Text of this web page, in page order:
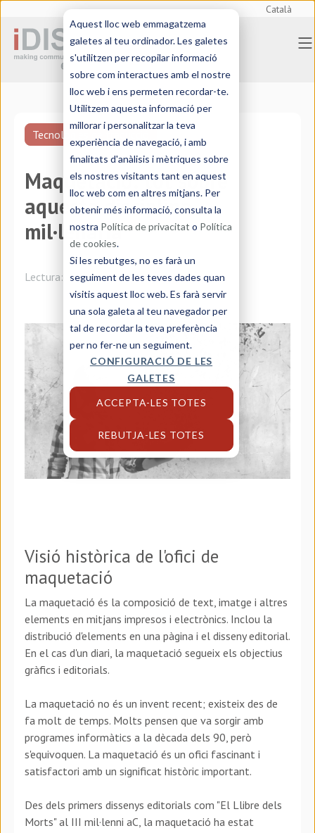
Aquest lloc web emmagatzema
galetes al teu ordinador. Les galetes
s'utilitzen per recopilar informació
sobre com interactues amb el nostre
lloc web i ens permeten recordar-te.
Utilitzem aquesta informació per
millorar i personalitzar la teva
experiència de navegació, i amb
finalitats d'anàlisis i mètriques sobre
els nostres visitants tant en aquest
lloc web com en altres mitjans. Per
obtenir més informació, consulta la
nostra Política de privacitat o Política
de cookies.
Si les rebutges, no es farà un
seguiment de les teves dades quan
visitis aquest lloc web. Es farà servir
una sola galeta al teu navegador per
tal de recordar la teva preferència
per no fer-ne un seguiment.
CONFIGURACIÓ DE LES
GALETES
ACCEPTA-LES TOTES
REBUTJA-LES TOTES
Català
Tecnologies de traducció
Maquetació: tot sobre
aquesta disciplina
mil·lenària
Lectura: 3 minutos
Visió històrica de l'ofici de
maquetació
La maquetació és la composició de text, imatge i altres
elements en mitjans impresos i electrònics. Inclou la
distribució d'elements en una pàgina i el disseny editorial.
En el cas d'un diari, la maquetació segueix els objectius
gràfics i editorials.
La maquetació no és un invent recent; existeix des de
fa molt de temps. Molts pensen que va sorgir amb
programes informàtics a la dècada dels 90, però
s'equivoquen. La maquetació és un ofici fascinant i
satisfactori amb un significat històric important.
Des dels primers dissenys editorials com "El Llibre dels
Morts" al III mil·lenni aC, la maquetació ha estat